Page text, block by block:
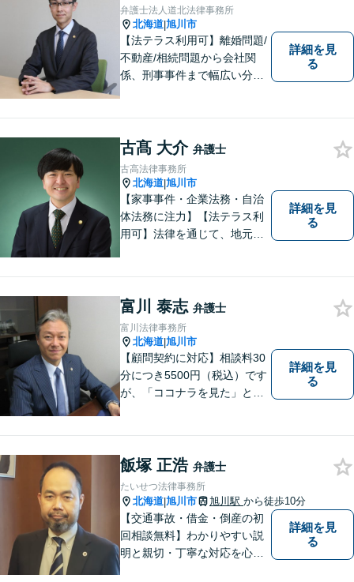
弁護士法人道北法律事務所
北海道|旭川市
【法テラス利用可】離婚問題/
不動産/相続問題から会社関
係、刑事事件まで幅広い分野
とを目指しております。お困
りの際は、お気軽にご相談く
ださい。
詳細を見
る
古髙 大介 弁護士
古高法律事務所
北海道|旭川市
【家事事件・企業法務・自治
体法務に注力】【法テラス利
用可】法律を通じて、地元の
る「信頼できる弁護士」を目
指しています。【夜間や休日
相談も対応可能】【旭川市の
総合法律事務所】
詳細を見
る
富川 泰志 弁護士
富川法律事務所
北海道|旭川市
【顧問契約に対応】相談料30
分につき5500円（税込）です
が、「ココナラを見た」とお
詳細を見
る
飯塚 正浩 弁護士
たいせつ法律事務所
北海道|旭川市 旭川駅 から徒歩10分
【交通事故・借金・倒産の初
回相談無料】わかりやすい説
明と親切・丁寧な対応を心が
詳細を見
る